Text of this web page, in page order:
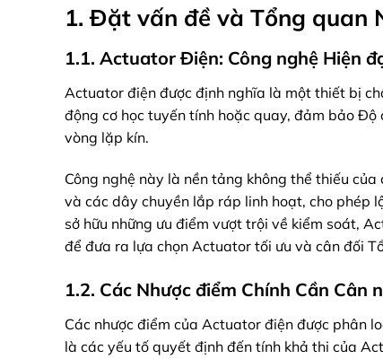
1. Đặt vấn đề và Tổng quan
1.1. Actuator Điện: Công nghệ Hiện
Actuator điện được định nghĩa là một thiết bị
động cơ học tuyến tính hoặc quay, đảm bảo
vòng lặp kín.
Công nghệ này là nền tảng không thể thiếu
và các dây chuyền lắp ráp linh hoạt, cho phép
sở hữu những ưu điểm vượt trội về kiểm soát,
để đưa ra lựa chọn Actuator tối ưu và cân đối
1.2. Các Nhược điểm Chính Cần Cân
Các nhược điểm của Actuator điện được phân
là các yếu tố quyết định đến tính khả thi của